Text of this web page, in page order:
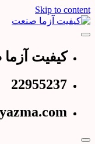
Skip to content
کیفیت
کیفیت
22955237